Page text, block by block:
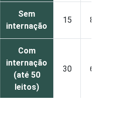
Sem
internação
15 85
Com
internação
(até 50
leitos)
30 69